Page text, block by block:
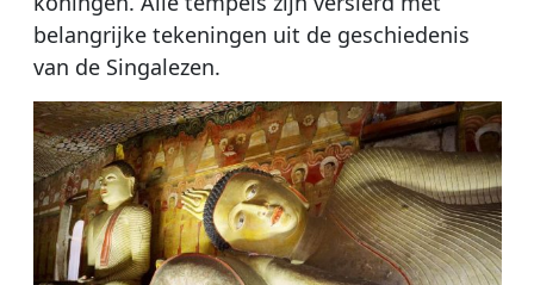
belangrijke tekeningen uit de geschiedenis
van de Singalezen.